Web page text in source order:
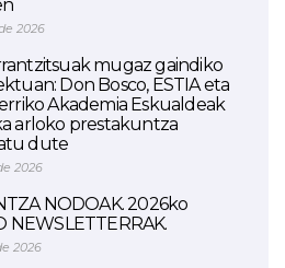
2026
mugaz gaindiko
Don Bosco, ESTIA eta
Akademia Eskualdeak
arloko prestakuntza
dute
2026
NODOAK. 2026ko
NEWSLETTERRAK.
2026